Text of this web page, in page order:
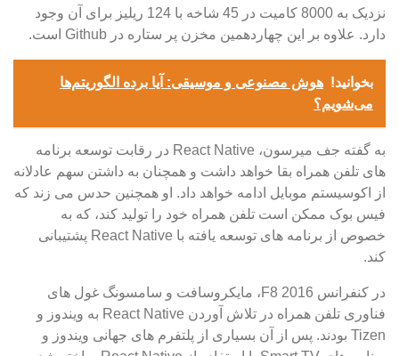
نزدیک به 8000 کامیت در 45 شاخه با 124 ریلیز برای آن وجود
دارد. علاوه بر این چهاردهمین مخزن پر ستاره در Github است.
بخوانید! هوش مصنوعی و موسیقی: آیا برده الگوریتم‌ها
می‌شویم؟
به گفته جف میرسون، React Native در رقابت توسعه برنامه
های تلفن همراه بقا خواهد داشت و همچنان به داشتن سهم عادلانه
از اکوسیستم موبایل ادامه خواهد داد. او همچنین حدس می زند که
فیس بوک ممکن است تلفن همراه خود را تولید کند، که به
خصوص از برنامه های توسعه یافته با React Native پشتیبانی
کند.
در کنفرانس F8 2016، مایکروسافت و سامسونگ غول های
فناوری تلفن همراه در تلاش آوردن React Native به ویندوز و
Tizen بودند. پس از آن بسیاری از پلتفرم های جهانی ویندوز و